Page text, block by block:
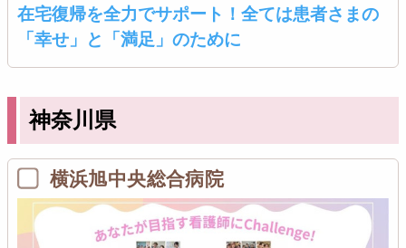
在宅復帰を全力でサポート！全ては患者さまの
「幸せ」と「満足」のために
神奈川県
横浜旭中央総合病院